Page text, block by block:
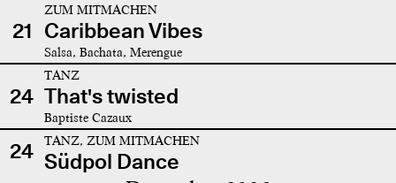
21
ZUM MITMACHEN
Caribbean Vibes
Salsa, Bachata, Merengue
24
TANZ
That's twisted
Baptiste Cazaux
24 TANZ, ZUM MITMACHEN
Südpol Dance